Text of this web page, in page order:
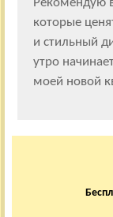
которые
и стильный
утро
моей новой